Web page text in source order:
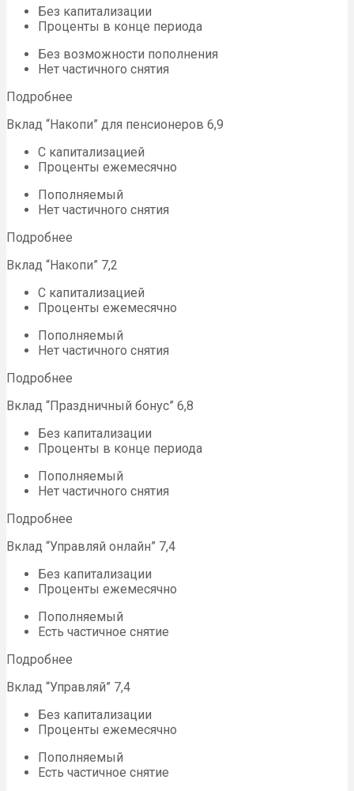
Без капитализации
Проценты в конце периода
Без возможности пополнения
Нет частичного снятия
Подробнее
Вклад “Накопи” для пенсионеров 6,9
С капитализацией
Проценты ежемесячно
Пополняемый
Нет частичного снятия
Подробнее
Вклад “Накопи” 7,2
С капитализацией
Проценты ежемесячно
Пополняемый
Нет частичного снятия
Подробнее
Вклад “Праздничный бонус” 6,8
Без капитализации
Проценты в конце периода
Пополняемый
Нет частичного снятия
Подробнее
Вклад “Управляй онлайн” 7,4
Без капитализации
Проценты ежемесячно
Пополняемый
Есть частичное снятие
Подробнее
Вклад “Управляй” 7,4
Без капитализации
Проценты ежемесячно
Пополняемый
Есть частичное снятие